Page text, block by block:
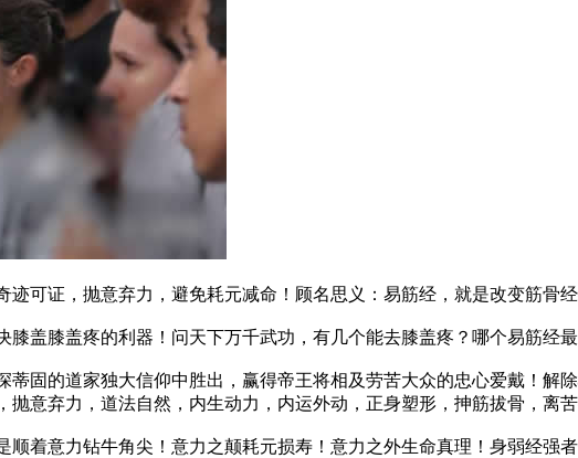
证，抛意弃力，避免耗元减命！顾名思义：易筋经，就是改变筋骨经
膝盖疼的利器！问天下万千武功，有几个能去膝盖疼？哪个易筋经最
的道家独大信仰中胜出，赢得帝王将相及劳苦大众的忠心爱戴！解
意弃力，道法自然，内生动力，内运外动，正身塑形，抻筋拔骨，离苦
意力钻牛角尖！意力之颠耗元损寿！意力之外生命真理！身弱经强